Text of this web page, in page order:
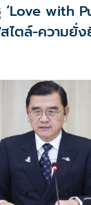
‘Love with
ไตล์-ความยั่ง